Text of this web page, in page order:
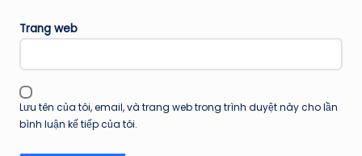
Trang web
Lưu tên của tôi, email, và trang web trong trình duyệt này cho lần
bình luận kế tiếp của tôi.